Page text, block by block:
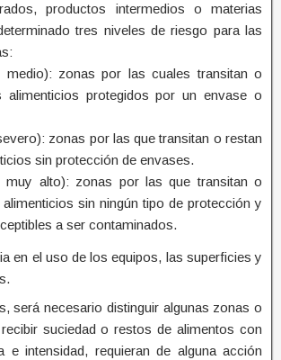
productos intermedios o materias
tres niveles de riesgo para las
medio): zonas por las cuales transitan o
alimenticios protegidos por un envase o
zonas por las que transitan o restan
sin protección de envases.
muy alto): zonas por las que transitan o
sin ningún tipo de protección y
a ser contaminados.
en el uso de los equipos, las superficies y
será necesario distinguir algunas zonas o
suciedad o restos de alimentos con
e intensidad, requieran de alguna acción